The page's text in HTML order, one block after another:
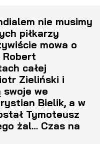
nie musimy
piłkarzy
mowa o
całej
Zieliński i
swoje we
Bielik, a w
Tymoteusz
żal… Czas na